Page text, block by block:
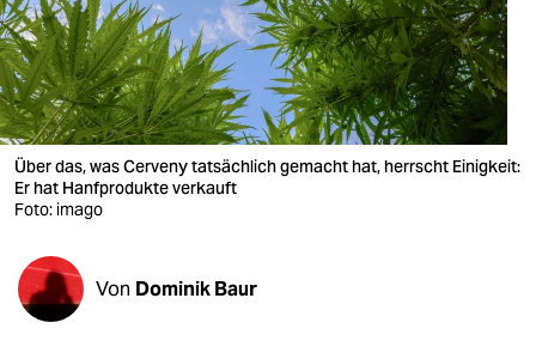
nord
wahrheit
verlag
verlag
shop
fragen & hilfe
Über das, was Cerveny tatsächlich gemacht hat, herrscht Einigkeit:
Er hat Hanfprodukte verkauft
Foto: imago
Von Dominik Baur